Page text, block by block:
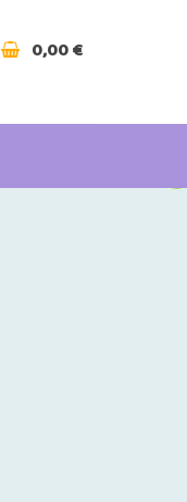
0,00 €